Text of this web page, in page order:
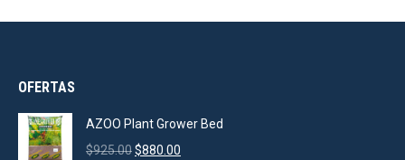
OFERTAS
AZOO Plant Grower Bed
$925.00Original
$880.00